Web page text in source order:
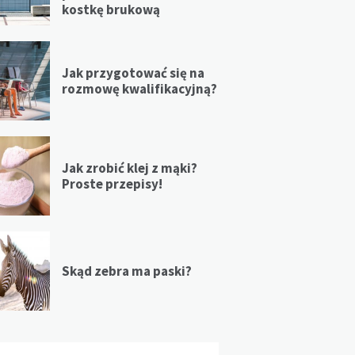
kostkę brukową
Jak przygotować się na
rozmowę kwalifikacyjną?
Jak zrobić klej z mąki?
Proste przepisy!
Skąd zebra ma paski?